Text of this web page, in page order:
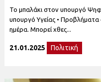
Το μπαλάκι στον υπουργό
υπουργό Υγείας •
ημέρα. Μπορεί χθες...
21.01.2025 Πολιτική